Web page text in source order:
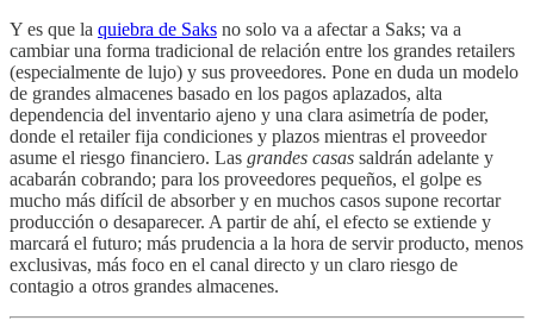
Y es que la quiebra de Saks no solo va a afectar a Saks; va a
cambiar una forma tradicional de relación entre los grandes retailers
(especialmente de lujo) y sus proveedores. Pone en duda un modelo
de grandes almacenes basado en los pagos aplazados, alta
dependencia del inventario ajeno y una clara asimetría de poder,
donde el retailer fija condiciones y plazos mientras el proveedor
asume el riesgo financiero. Las grandes casas saldrán adelante y
acabarán cobrando; para los proveedores pequeños, el golpe es
mucho más difícil de absorber y en muchos casos supone recortar
producción o desaparecer. A partir de ahí, el efecto se extiende y
marcará el futuro; más prudencia a la hora de servir producto, menos
exclusivas, más foco en el canal directo y un claro riesgo de
contagio a otros grandes almacenes.